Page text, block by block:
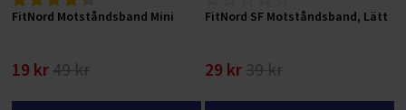
FitNord Motståndsband Mini
19 kr 49 kr
FitNord SF Motståndsband, Lätt
29 kr39 kr